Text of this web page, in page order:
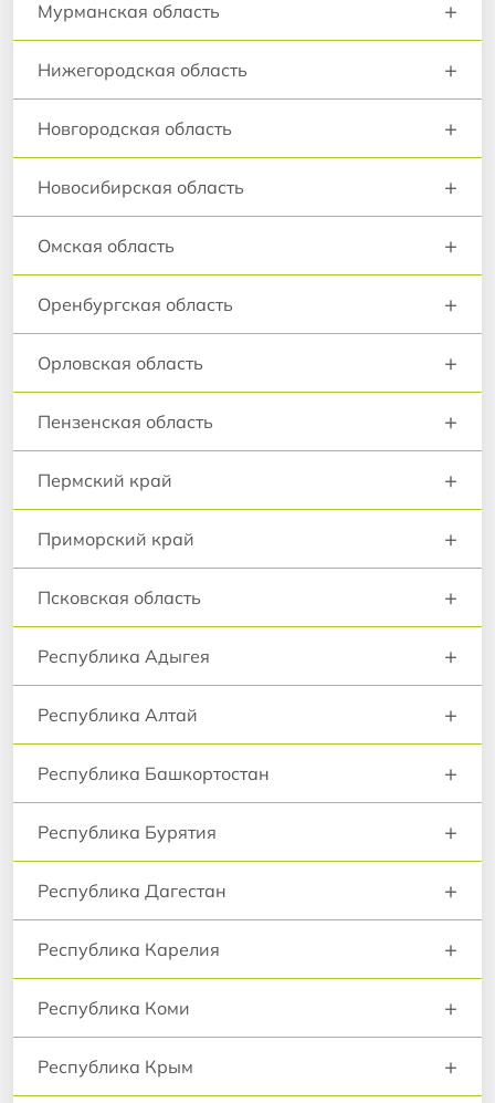
Мурманская область +
Нижегородская область +
Новгородская область +
Новосибирская область +
Омская область +
Оренбургская область +
Орловская область +
Пензенская область +
Пермский край +
Приморский край +
Псковская область +
Республика Адыгея +
Республика Алтай +
Республика Башкортостан +
Республика Бурятия +
Республика Дагестан +
Республика Карелия +
Республика Коми +
Республика Крым +